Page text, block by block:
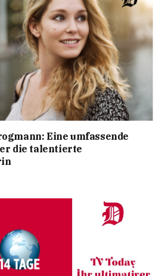
Eine umfassende
die talentierte